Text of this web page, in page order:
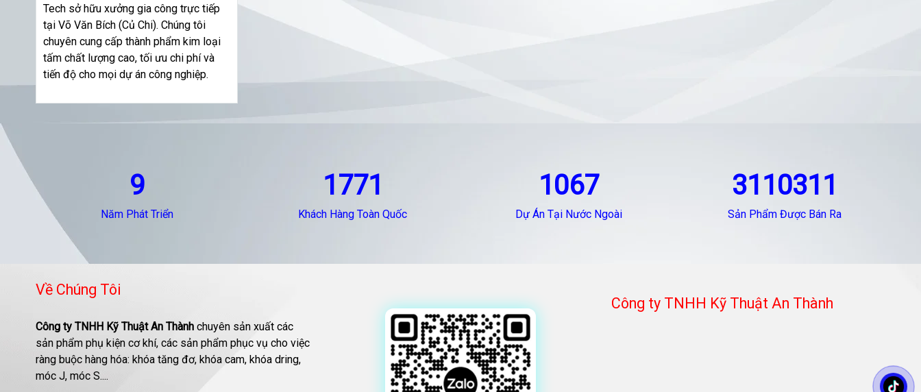
Tech sở hữu xưởng gia công trực tiếp
tại Võ Văn Bích (Củ Chi). Chúng tôi
chuyên cung cấp thành phẩm kim loại
tấm chất lượng cao, tối ưu chi phí và
tiến độ cho mọi dự án công nghiệp.
9
Năm Phát Triển
1771
Khách Hàng Toàn Quốc
1067
Dự Án Tại Nước Ngoài
3110311
Sản Phẩm Được Bán Ra
Về Chúng Tôi
Công ty TNHH Kỹ Thuật An Thành chuyên sản xuất các
sản phẩm phụ kiện cơ khí, các sản phẩm phục vụ cho việc
ràng buộc hàng hóa: khóa tăng đơ, khóa cam, khóa dring,
móc J, móc S....
Công ty TNHH Kỹ Thuật An Thành